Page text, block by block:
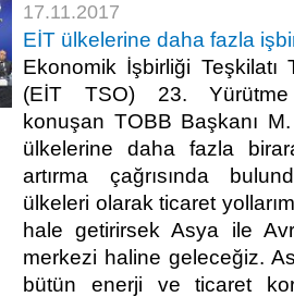
17.11.2017
EİT ülkelerine daha fazla
Ekonomik İşbirliği Teşkilatı
(EİT TSO) 23. Yürütme
konuşan TOBB Başkanı
ülkelerine daha fazla
artırma çağrısında
ülkeleri olarak ticaret
hale getirirsek Asya ile
merkezi haline geleceğiz.
bütün enerji ve ticaret